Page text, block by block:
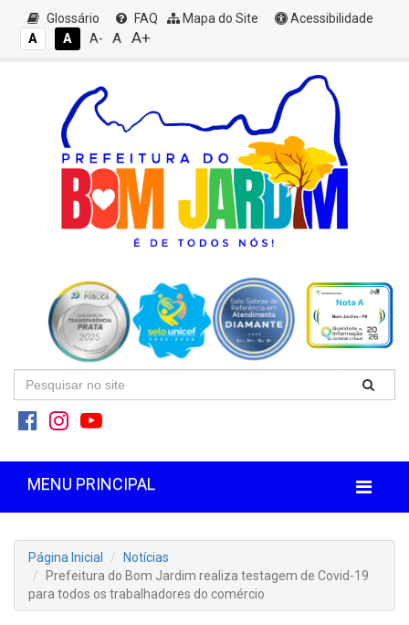
Glossário FAQ Mapa do Site
Acessibilidade
A
A A- A A+
MENU PRINCIPAL
Página Inicial
Notícias
Prefeitura do Bom Jardim realiza testagem de Covid-19
para todos os trabalhadores do comércio